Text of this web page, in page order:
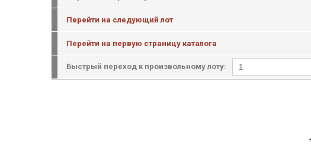
Перейти на следующий лот
Перейти на первую страницу каталога
Быстрый переход к произвольному лоту: